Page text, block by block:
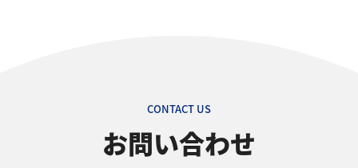
CONTACT US
お問い合わせ